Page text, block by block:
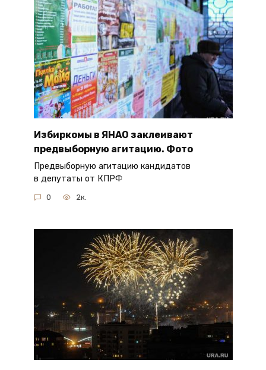
Избиркомы в ЯНАО заклеивают
предвыборную агитацию. Фото
Предвыборную агитацию кандидатов
в депутаты от КПРФ
0 2к.